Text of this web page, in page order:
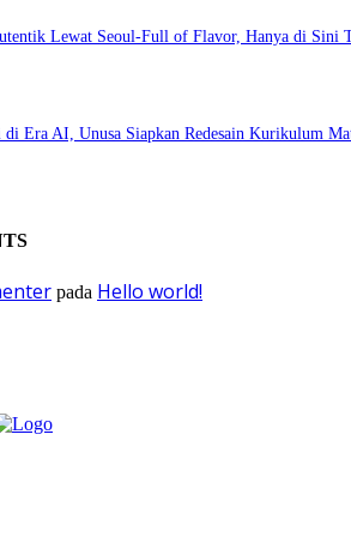
Lewat Seoul-Full of Flavor, Hanya di Sini
di Era AI, Unusa Siapkan Redesain Kurikulum
pada Hello world!